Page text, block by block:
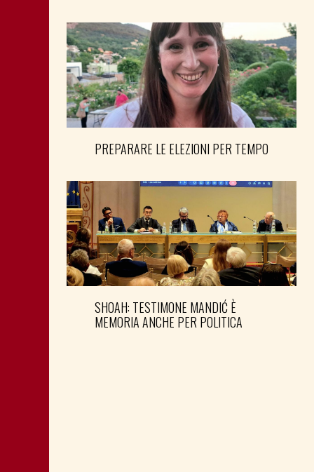
PREPARARE LE ELEZIONI PER TEMPO
SHOAH: TESTIMONE MANDIĆ È
MEMORIA ANCHE PER POLITICA